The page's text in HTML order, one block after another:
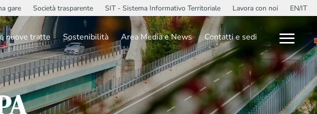
gare Società trasparente SIT - Sistema Informativo Territoriale Lavora con noi EN/IT
nuove tratte Sostenibilità Area Media e News Contatti e sedi